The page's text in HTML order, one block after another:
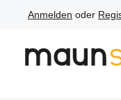
Hauptinhalt springen
Zur Suche springen
Zur Hauptnavigation
Anmelden oder